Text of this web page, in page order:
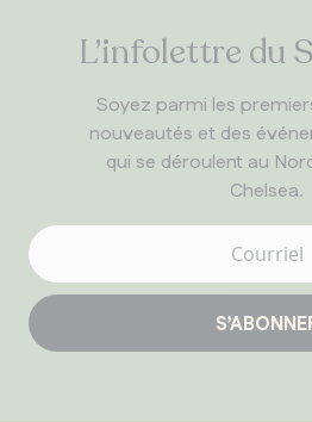
L’infolettre du
Soyez parmi les
nouveautés et des
qui se déroulent au
Chelsea.